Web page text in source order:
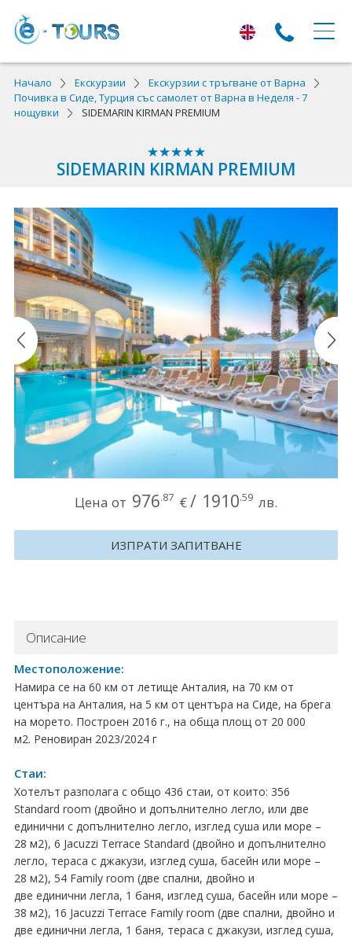
ЕКСКУРЗИИ
Екскурзии с тръгване от Варна
Самолетни екскурзии
ПОЧИВКИ
Почивки с тръгване от Варна
Лято 2026
Най-търсени оферти
Круизи
Уикенд програми
Албания
Хърватия
Италия
Австрия
Сърбия - E-Tours
Турция
Унгария
Начало Екскурзии
Екскурзии с тръгване от Варна
Почивка в Сиде, Турция със самолет от Варна в Неделя - 7
нощувки
SIDEMARIN KIRMAN PREMIUM
SIDEMARIN KIRMAN PREMIUM
Цена от 976.87 €/ 1910.59 лв.
ИЗПРАТИ ЗАПИТВАНЕ
Описание
Местоположение:
Намира се на 60 км от летище Анталия, на 70 км от
центъра на Анталия, на 5 км от центъра на Сиде, на брега
на морето. Построен 2016 г., на обща площ от 20 000
м2. Реновиран 2023/2024 г
Стаи:
Хотелът разполага с общо 436 стаи, от които: 356
Standard room (двойно и допълнително легло, или две
единични с допълнително легло, изглед суша или море –
28 м2), 6 Jacuzzi Terrace Standard (двойно и допълнително
легло, тераса с джакузи, изглед суша, басейн или море –
28 м2), 54 Family room (две спални, двойно и
две единични легла, 1 баня, изглед суша, басейн или море –
38 м2), 16 Jacuzzi Terrace Family room (две спални, двойно и
две единични легла, 1 баня, тераса с джакузи, изглед суша,